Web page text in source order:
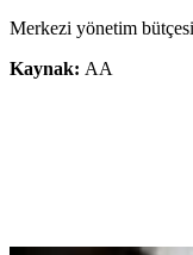
Merkezi yönetim
Kaynak: AA